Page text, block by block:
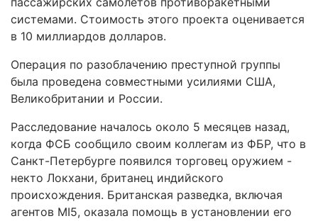
системами. Стоимость этого проекта оценивается
в 10 миллиардов долларов.
Операция по разоблачению преступной группы
была проведена совместными усилиями США,
Великобритании и России.
Расследование началось около 5 месяцев назад,
когда ФСБ сообщило своим коллегам из ФБР, что в
Санкт-Петербурге появился торговец оружием -
некто Локхани, британец индийского
происхождения. Британская разведка, включая
агентов MI5, оказала помощь в установлении его